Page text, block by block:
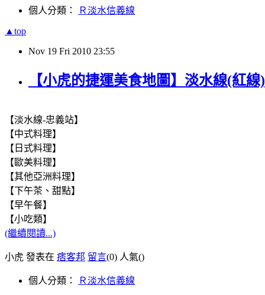
個人分類： Ｒ淡水信義線
▲top
Nov 19 Fri 2010 23:55
【小虎的捷運美食地圖】淡水線(紅
【淡水線-忠義站】
【中式料理】
【日式料理】
【歐美料理】
【其他亞洲料理】
【下午茶、甜點】
【早午餐】
【小吃類】
(繼續閱讀...)
小虎 發表在 痞客邦 留言(0) 人氣()
個人分類： Ｒ淡水信義線